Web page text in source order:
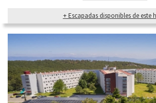
+ Escapadas disponibles de este